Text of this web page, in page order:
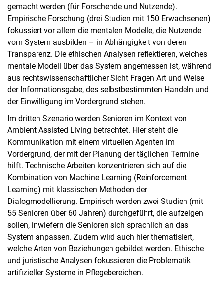
gemacht werden (für Forschende und Nutzende).
Empirische Forschung (drei Studien mit 150 Erwachsenen)
fokussiert vor allem die mentalen Modelle, die Nutzende
vom System ausbilden – in Abhängigkeit von deren
Transparenz. Die ethischen Analysen reflektieren, welches
mentale Modell über das System angemessen ist, während
aus rechtswissenschaftlicher Sicht Fragen Art und Weise
der Informationsgabe, des selbstbestimmten Handeln und
der Einwilligung im Vordergrund stehen.
Im dritten Szenario werden Senioren im Kontext von
Ambient Assisted Living betrachtet. Hier steht die
Kommunikation mit einem virtuellen Agenten im
Vordergrund, der mit der Planung der täglichen Termine
hilft. Technische Arbeiten konzentrieren sich auf die
Kombination von Machine Learning (Reinforcement
Learning) mit klassischen Methoden der
Dialogmodellierung. Empirisch werden zwei Studien (mit
55 Senioren über 60 Jahren) durchgeführt, die aufzeigen
sollen, inwiefern die Senioren sich sprachlich an das
System anpassen. Zudem wird auch hier thematisiert,
welche Arten von Beziehungen gebildet werden. Ethische
und juristische Analysen fokussieren die Problematik
artifizieller Systeme in Pflegebereichen.